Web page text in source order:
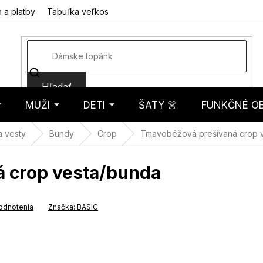
a platby Tabuľka veľkostí
Hľadať
MUŽI DETI ŠATY 👗 FUNKČNÉ
vesty Bundy Crop Tmavobéžová prešívaná crop
crop vesta/bunda
Značka: BASIC